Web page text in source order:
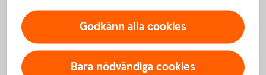
Identitetskapning är något som händer många människor,
varje dag. Det betyder att en person använder en annan
persons personuppgifter för att exempelvis ta lån, få
krediter eller köpa varor.
Godkänn alla cookies
Bara nödvändiga cookies